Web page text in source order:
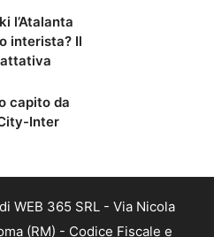
l’Atalanta
interista? Il
capito da
Inter
WEB 365 SRL - Via Nicola
(RM) - Codice Fiscale e